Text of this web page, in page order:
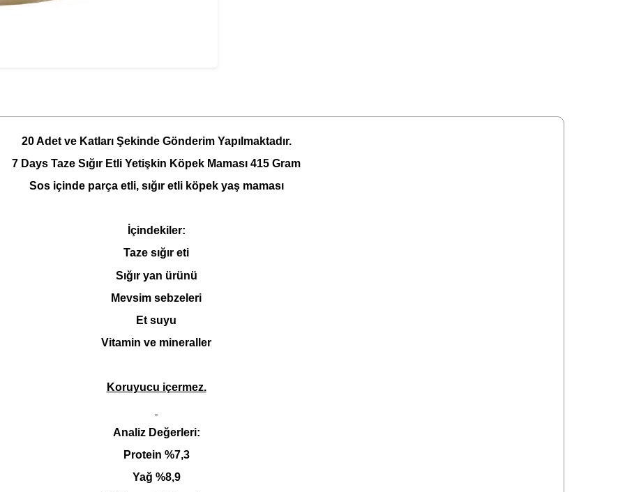
20 Adet ve Katları Şekinde Gönderim Yapılmaktadır.
7 Days Taze Sığır Etli Yetişkin Köpek Maması 415 Gram
Sos içinde parça etli, sığır etli köpek yaş maması
İçindekiler:
Taze sığır eti
Sığır yan ürünü
Mevsim sebzeleri
Et suyu
Vitamin ve mineraller
Koruyucu içermez.
Analiz Değerleri:
Protein %7,3
Yağ %8,9